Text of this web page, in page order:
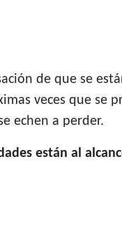
de que se
veces que
echen a perder.
están al